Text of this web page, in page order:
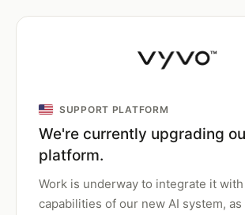
SUPPORT PLATFORM
We're currently upgrading
platform.
Work is underway to integrate it
capabilities of our new AI system,